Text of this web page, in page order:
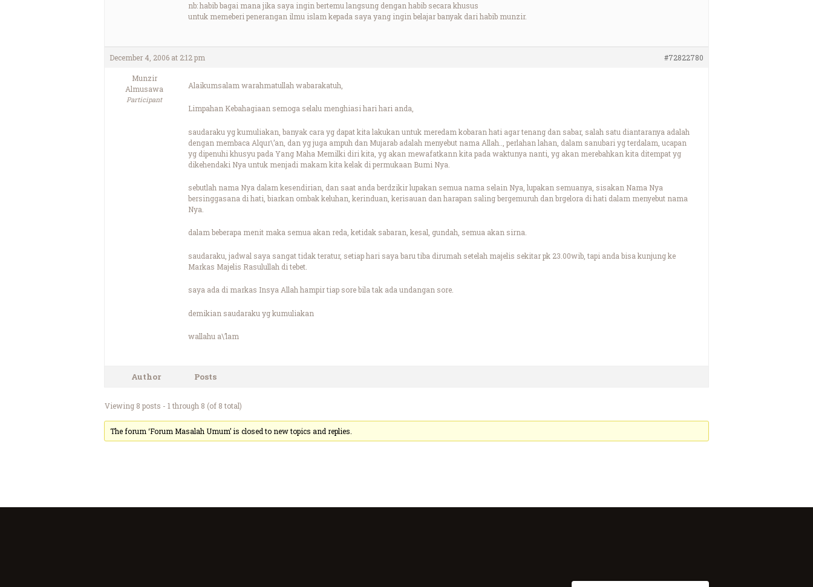
nb: habib bagai mana jika saya ingin bertemu langsung dengan habib secara khusus
untuk memeberi penerangan ilmu islam kepada saya yang ingin belajar banyak dari habib munzir.
December 4, 2006 at 2:12 pm #72822780
Munzir
Almusawa
Participant
Alaikumsalam warahmatullah wabarakatuh,
Limpahan Kebahagiaan semoga selalu menghiasi hari hari anda,
saudaraku yg kumuliakan, banyak cara yg dapat kita lakukan untuk meredam kobaran hati agar tenang dan sabar, salah satu diantaranya adalah
dengan membaca Alqur\’an, dan yg juga ampuh dan Mujarab adalah menyebut nama Allah.., perlahan lahan, dalam sanubari yg terdalam, ucapan
yg dipenuhi khusyu pada Yang Maha Memilki diri kita, yg akan mewafatkann kita pada waktunya nanti, yg akan merebahkan kita ditempat yg
dikehendaki Nya untuk menjadi makam kita kelak di permukaan Bumi Nya.
sebutlah nama Nya dalam kesendirian, dan saat anda berdzikir lupakan semua nama selain Nya, lupakan semuanya, sisakan Nama Nya
bersinggasana di hati, biarkan ombak keluhan, kerinduan, kerisauan dan harapan saling bergemuruh dan brgelora di hati dalam menyebut nama
Nya.
dalam beberapa menit maka semua akan reda, ketidak sabaran, kesal, gundah, semua akan sirna.
saudaraku, jadwal saya sangat tidak teratur, setiap hari saya baru tiba dirumah setelah majelis sekitar pk 23.00wib, tapi anda bisa kunjung ke
Markas Majelis Rasulullah di tebet.
saya ada di markas Insya Allah hampir tiap sore bila tak ada undangan sore.
demikian saudaraku yg kumuliakan
wallahu a\’lam
Author Posts
Viewing 8 posts - 1 through 8 (of 8 total)
The forum ‘Forum Masalah Umum’ is closed to new topics and replies.